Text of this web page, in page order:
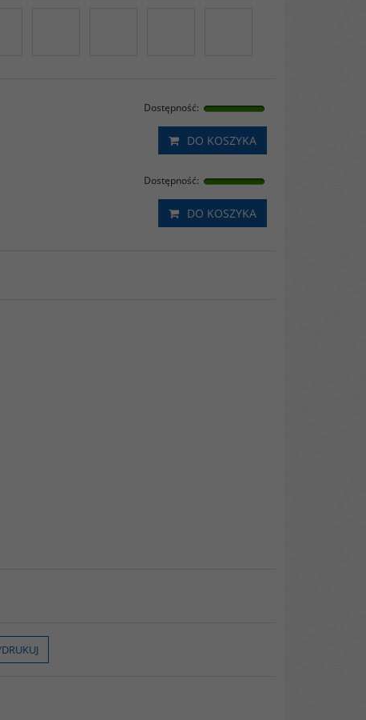
Dostępność:
DO KOSZYKA
Dostępność:
DO KOSZYKA